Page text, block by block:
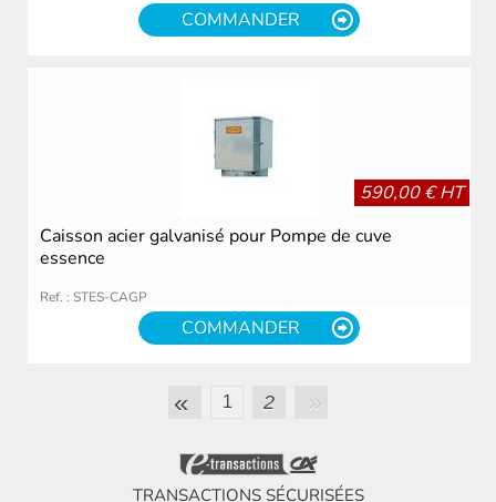
COMMANDER
590,00 € HT
Caisson acier galvanisé pour Pompe de cuve
essence
Ref. : STES-CAGP
COMMANDER
« 1 2 »
TRANSACTIONS SÉCURISÉES